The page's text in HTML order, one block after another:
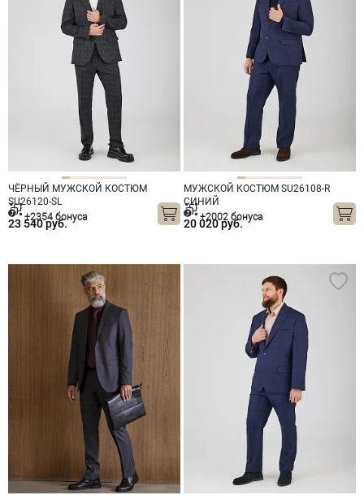
ЧЁРНЫЙ МУЖСКОЙ КОСТЮМ
SU26120-SL
23 540 руб.
+2354 бонуса
МУЖСКОЙ КОСТЮМ SU26108-R
СИНИЙ
20 020 руб.
+2002 бонуса